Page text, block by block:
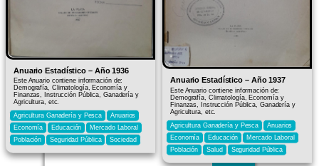
Anuario Estadístico – Año 1936
Este Anuario contiene información de:
Demografía, Climatología, Economía y
Finanzas, Instrucción Pública, Ganadería y
Agricultura, etc.
Agricultura Ganadería y Pesca
Anuarios
Economía
Educación
Mercado Laboral
Población
Seguridad Pública Sociedad
Anuario Estadístico – Año 1937
Este Anuario contiene información de:
Demografía, Climatología, Economía y
Finanzas, Instrucción Pública, Ganadería y
Agricultura, etc.
Agricultura Ganadería y Pesca
Anuarios
Economía
Educación
Mercado Laboral
Población
Salud Seguridad Pública